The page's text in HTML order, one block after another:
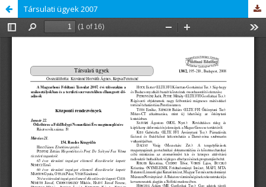
Társulati ügyek 2007